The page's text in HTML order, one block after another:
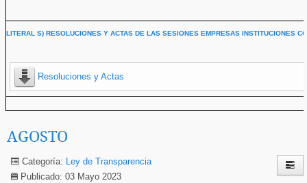
LITERAL S) RESOLUCIONES Y ACTAS DE LAS SESIONES EMPRESAS INSTITUCIONES
Resoluciones y Actas
AGOSTO
Categoría: Ley de Transparencia
Publicado: 03 Mayo 2023